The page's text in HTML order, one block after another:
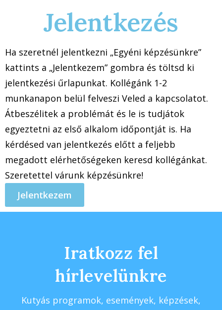
Jelentkezés
Ha szeretnél jelentkezni „Egyéni képzésünkre”
kattints a „Jelentkezem” gombra és töltsd ki
jelentkezési űrlapunkat. Kollégánk 1-2
munkanapon belül felveszi Veled a kapcsolatot.
Átbeszélitek a problémát és le is tudjátok
egyeztetni az első alkalom időpontját is. Ha
kérdésed van jelentkezés előtt a feljebb
megadott elérhetőségeken keresd kollégánkat.
Szeretettel várunk képzésünkre!
Jelentkezem
Iratkozz fel
hírlevelünkre
Kutyás programok, események, képzések,